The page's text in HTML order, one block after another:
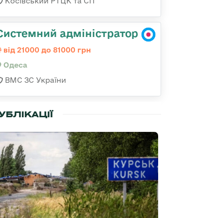
адміністратор
від 21000 до 81000 грн
Одеса
ВМС ЗС України